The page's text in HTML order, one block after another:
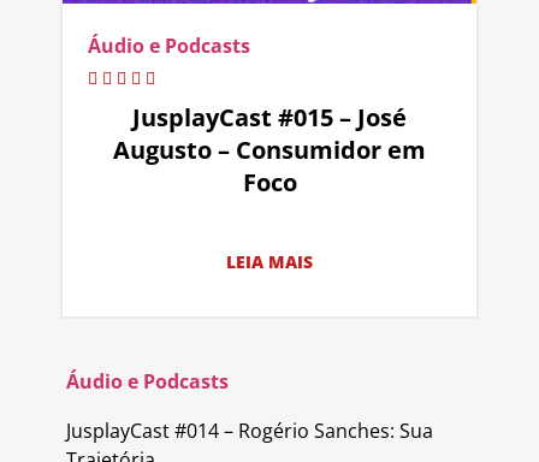
Áudio e Podcasts
JusplayCast #015 – José
Augusto – Consumidor em
Foco
LEIA MAIS
Áudio e Podcasts
JusplayCast #014 – Rogério Sanches: Sua